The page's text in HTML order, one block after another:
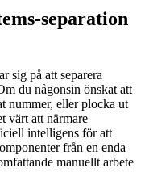
separation
sig på att separera
du någonsin önskat att
nummer, eller plocka ut
värt att närmare
intelligens för att
från en enda
manuellt arbete